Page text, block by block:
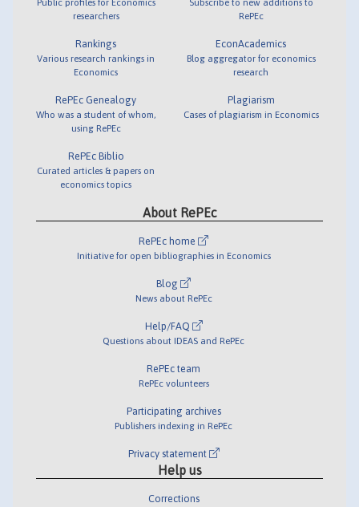
researchers
Rankings
Various research rankings in
Economics
RePEc Genealogy
Who was a student of whom,
using RePEc
RePEc Biblio
Curated articles & papers on
economics topics
RePEc
EconAcademics
Blog aggregator for economics
research
Plagiarism
Cases of plagiarism in Economics
About RePEc
RePEc home
Initiative for open bibliographies in Economics
Blog
News about RePEc
Help/FAQ
Questions about IDEAS and RePEc
RePEc team
RePEc volunteers
Participating archives
Publishers indexing in RePEc
Privacy statement
Help us
Corrections